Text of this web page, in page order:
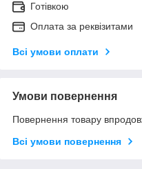
Готівкою
Оплата за реквізитами
Всі умови оплати
Умови повернення
Повернення товару
Всі умови повернення